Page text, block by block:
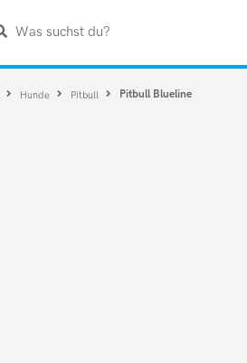
Was suchst du?
Hunde Pitbull
Pitbull Blueline